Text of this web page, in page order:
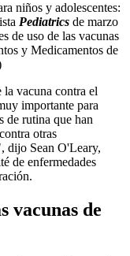
niños y adolescentes:
Pediatrics de marzo
de uso de las vacunas
y Medicamentos de
vacuna contra el
importante para
de rutina que han
otras
dijo Sean O'Leary,
de enfermedades
vacunas d​e